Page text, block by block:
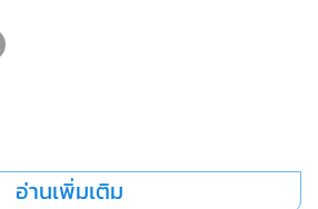
อ่านเพิ่มเติม